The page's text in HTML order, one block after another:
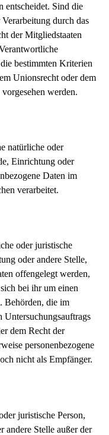
entscheidet. Sind die
durch das
der Mitgliedstaaten
bestimmten Kriterien
Unionsrecht oder dem
werden.
natürliche oder
Einrichtung oder
Daten im
verarbeitet.
oder juristische
oder andere Stelle,
offengelegt werden,
bei ihr um einen
Behörden, die im
Untersuchungsauftrags
dem Recht der
personenbezogene
nicht als Empfänger.
juristische Person,
andere Stelle außer der